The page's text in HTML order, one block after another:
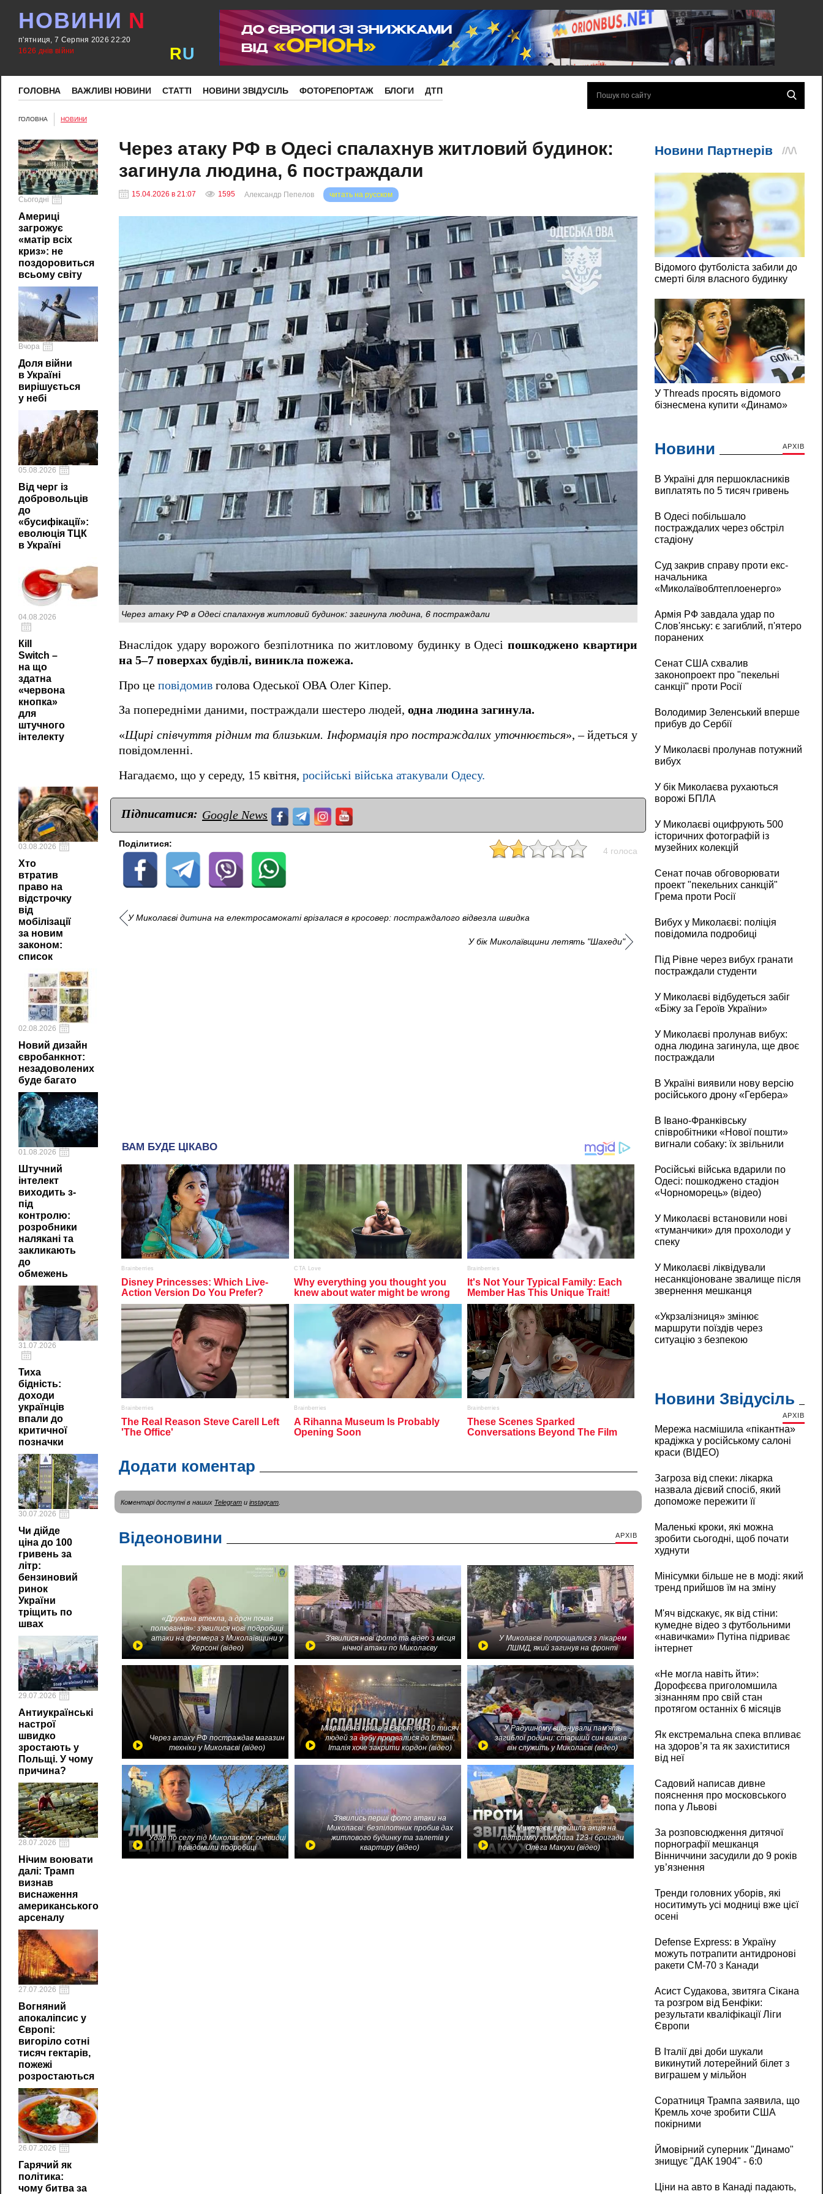
НОВИНИ N
п'ятниця, 7 Серпня 2026 22:20
1626 днів війни
RU
ГОЛОВНА ВАЖЛИВІ НОВИНИ СТАТТІ НОВИНИ ЗВІДУСІЛЬ ФОТОРЕПОРТАЖ БЛОГИ ДТП
ГОЛОВНА НОВИНИ
Сьогодні
Америці
загрожує
«матір всіх
криз»: не
поздоровиться
всьому світу
Вчора
Доля війни
в Україні
вирішується
у небі
05.08.2026
Від черг із
добровольців
до
«бусифікації»:
еволюція ТЦК
в Україні
04.08.2026
Кill
Switch –
на що
здатна
«червона
кнопка»
для
штучного
інтелекту
03.08.2026
Хто
втратив
право на
відстрочку
від
мобілізації
за новим
законом:
список
02.08.2026
Новий дизайн
євробанкнот:
незадоволених
буде багато
01.08.2026
Штучний
інтелект
виходить з-
під
контролю:
розробники
налякані та
закликають
до
обмежень
31.07.2026
Тиха
бідність:
доходи
українців
впали до
критичної
позначки
30.07.2026
Чи дійде
ціна до 100
гривень за
літр:
бензиновий
ринок
України
тріщить по
швах
29.07.2026
Антиукраїнські
настрої
швидко
зростають у
Польщі. У чому
причина?
28.07.2026
Нічим воювати
далі: Трамп
визнав
виснаження
американського
арсеналу
27.07.2026
Вогняний
апокаліпсис у
Європі:
вигоріло сотні
тисяч гектарів,
пожежі
розростаються
26.07.2026
Гарячий як
політика:
чому битва за
Через атаку РФ в Одесі спалахнув житловий будинок:
загинула людина, 6 постраждали
15.04.2026 в 21:07 1595 читать на русском
Александр Пепелов
Через атаку РФ в Одесі спалахнув житловий будинок: загинула людина, 6 постраждали
Внаслідок удару ворожого безпілотника по житловому будинку в Одесі пошкоджено квартири
на 5–7 поверхах будівлі, виникла пожежа.
Про це повідомив голова Одеської ОВА Олег Кіпер.
За попередніми даними, постраждали шестеро людей, одна людина загинула.
«Щирі співчуття рідним та близьким. Інформація про постраждалих уточнюється», – йдеться у
повідомленні.
Нагадаємо, що у середу, 15 квітня, російські війська атакували Одесу.
Підписатися: Google News
Поділитися:
4 голоса
У Миколаєві дитина на електросамокаті врізалася в кросовер: постраждалого відвезла швидка
У бік Миколаївщини летять "Шахеди"
Додати коментар
Коментарі доступні в наших Telegram и instagram
Відеоновини АРХІВ
«Дружина втекла, а дрон почав
полювання»: з'явилися нові подробиці
атаки на фермера з Миколаївщини у
Херсоні (відео)
З'явилися нові фото та відео з місця
нічної атаки по Миколаєву
У Миколаєві попрощалися з лікарем
ЛШМД, який загинув на фронті
Через атаку РФ постраждав магазин
техніки у Миколаєві (відео)
Міграційна криза в Європі: до 10 тисяч
людей за добу прорвалися до Іспанії,
Італія хоче закрити кордон (відео)
У Радушному вшанували пам'ять
загиблої родини: старший син вижив -
він служить у Миколаєві (відео)
Удар по селу під Миколаєвом: очевидці
повідомили подробиці
З'явились перші фото атаки на
Миколаєві: безпілотник пробив дах
житлового будинку та залетів у
квартиру (відео)
У Миколаєві пройшла акція на
підтримку комбрига 123-ї бригади
Олега Макухи (відео)
Новини АРХІВ
В Україні для першокласників
виплатять по 5 тисяч гривень
В Одесі побільшало
постраждалих через обстріл
стадіону
Суд закрив справу проти екс-
начальника
«Миколаївоблтеплоенерго»
Армія РФ завдала удар по
Слов'янську: є загиблий, п'ятеро
поранених
Сенат США схвалив
законопроект про "пекельні
санкції" проти Росії
Володимир Зеленський вперше
прибув до Сербії
У Миколаєві пролунав потужний
вибух
У бік Миколаєва рухаються
ворожі БПЛА
У Миколаєві оцифрують 500
історичних фотографій із
музейних колекцій
Сенат почав обговорювати
проект "пекельних санкцій"
Грема проти Росії
Вибух у Миколаєві: поліція
повідомила подробиці
Під Рівне через вибух гранати
постраждали студенти
У Миколаєві відбудеться забіг
«Біжу за Героїв України»
У Миколаєві пролунав вибух:
одна людина загинула, ще двоє
постраждали
В Україні виявили нову версію
російського дрону «Гербера»
В Івано-Франківську
співробітники «Нової пошти»
вигнали собаку: їх звільнили
Російські війська вдарили по
Одесі: пошкоджено стадіон
«Чорноморець» (відео)
У Миколаєві встановили нові
«туманчики» для прохолоди у
спеку
У Миколаєві ліквідували
несанкціоноване звалище після
звернення мешканця
«Укрзалізниця» змінює
маршрути поїздів через
ситуацію з безпекою
Новини Звідусіль
АРХІВ
Мережа насмішила «пікантна»
крадіжка у російському салоні
краси (ВІДЕО)
Загроза від спеки: лікарка
назвала дієвий спосіб, який
допоможе пережити її
Маленькі кроки, які можна
зробити сьогодні, щоб почати
худнути
Мінісумки більше не в моді: який
тренд прийшов їм на зміну
М'яч відскакує, як від стіни:
кумедне відео з футбольними
«навичками» Путіна підриває
інтернет
«Не могла навіть йти»:
Дорофєєва приголомшила
зізнанням про свій стан
протягом останніх 6 місяців
Як екстремальна спека впливає
на здоров’я та як захиститися
від неї
Садовий написав дивне
пояснення про московського
попа у Львові
За розповсюдження дитячої
порнографії мешканця
Вінниччини засудили до 9 років
ув’язнення
Тренди головних уборів, які
носитимуть усі модниці вже цієї
осені
Defense Express: в Україну
можуть потрапити антидронові
ракети CM-70 з Канади
Асист Судакова, звитяга Сікана
та розгром від Бенфіки:
результати кваліфікації Ліги
Європи
В Італії дві доби шукали
викинутий лотерейний білет з
виграшем у мільйон
Соратниця Трампа заявила, що
Кремль хоче зробити США
покірними
Ймовірний суперник "Динамо"
знищує "ДАК 1904" - 6:0
Ціни на авто в Канаді падають,